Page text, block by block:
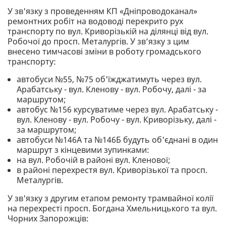
У зв'язку з проведенням КП «Дніпроводоканал»
ремонтних робіт на водоводі перекрито рух
транспорту по вул. Криворізькій на ділянці від вул.
Робочої до просп. Металургів. У зв’язку з цим
внесено тимчасові зміни в роботу громадського
транспорту:
автобуси №55, №75 об'їжджатимуть через вул.
Арабатську - вул. Кленову - вул. Робочу, далі - за
маршрутом;
автобус №156 курсуватиме через вул. Арабатську -
вул. Кленову - вул. Робочу - вул. Криворізьку, далі -
за маршрутом;
автобуси №146А та №146Б будуть об'єднані в один
маршрут з кінцевими зупинками:
на вул. Робочій в районі вул. Кленової;
в районі перехрестя вул. Криворізької та просп.
Металургів.
У зв'язку з другим етапом ремонту трамвайної колії
на перехресті просп. Богдана Хмельницького та вул.
Чорних Запорожців: